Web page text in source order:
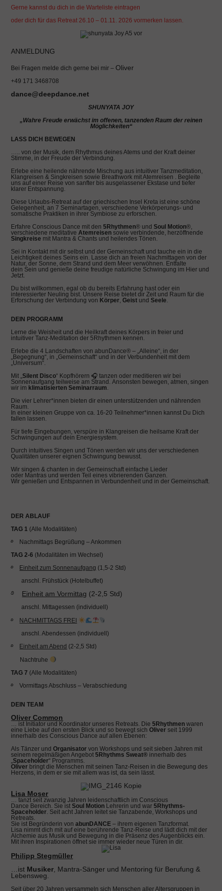
Gerne kannst du dich in die Warteliste eintragen
oder dich für das Retreat 26.10 – 01.11. 2026 vormerken lassen.
ANMELDUNG
Bei Fragen melde dich gerne bei mir –Oliver
+49 171 3468708
dance@deepdance.net
SHUNYATA JOY
„Wahre Freude erwächst im offenen, tanzenden Raum der reinen
Möglichkeiten“
LASS DICH BEWEGEN
….. von der Musik, dem Rhythmus deines Atems und der Kraft deiner
Stimme, in der Freude der Verbindung.
Erlebe eine heilende nährende Mischung aus intuitiver Tanzmeditation,
Klangreisen & Singkreisen sowie Breathwork mit Atemreisen . Begleite
uns auf einer Reise von sanfter bis ausgelassener Ekstase und tiefer
klarer Entspannung.
Diese Urlaubs-Retreat auf der griechischen Insel Kreta ist eine schöne
Gelegenheit, an 7 Seminartagen, verschiedene Verkörperungs- und
somatische Praktiken in ihrer Symbiose zu erforschen.
Erfahre Conscious Dance mit den5Rhythmen® undSoul Motion®,
verschiedene meditativeAtemreisen sowie verbindende, herzöffnende
Singkreise mit Mantra & Chants und heilendes Tönen.
Sei in Kontakt mit dir selbst und der Gemeinschaft und tauche ein in die
Leichtigkeit deines Seins ein. Lasse dich an freien Nachmittagen von der
Natur, der Sonne, dem Strand und dem Meer verwöhnen. Entfalte
dein Sein und genieße deine freudige natürliche Schwingung im Hier und
Jetzt.
Du bist willkommen, egal ob du bereits Erfahrung hast oder ein
interessierter Neuling bist. Unsere Reise bietet dir Zeit und Raum für die
Erforschung der Verbindung von Körper,Geist undSeele.
DEIN PROGRAMM
Lerne die Weisheit und die Heilkraft deines Körpers in freier und
intuitiver Tanz-Meditation der 5Rhythmen kennen.
Erlebe die 4 Landschaften von abunDance® – „Alleine“, in der
„Begegnung“, in „Gemeinschaft“ und in der Verbundenheit mit dem
„Universum“.
Mit „Silent Disco“ Kopfhörern 🎧 tanzen oder meditieren wir bei
Sonnenaufgang teilweise am Strand. Ansonsten bewegen, atmen, singen
wir im klimatisierten Seminarraum.
Die vier Lehrer*innen bieten dir einen unterstützenden und nährenden
Raum.
In einer kleinen Gruppe von ca. 16-20 Teilnehmer*innen kannst Du Dich
fallen lassen.
Für tiefe Eingebungen, verspüre in Klangreisen die heilsame Kraft der
Schwingungen auf dein Energiesystem.
Durch intuitives Singen und Tönen werden wir uns der verschiedenen
Qualitäten unserer eignen Schwingung bewusst.
Wir singen & chanten in der Gemeinschaft einfache Lieder
oder Mantras und werden Teil eines vibrierenden Ganzen.
Wir genießen und Entspannen in Verbundenheit und in der Gemeinschaft.
DERABLAUF
TAG 1 (Alle Modalitäten)
࿔ Nachmittags Begrüßung – Ankommen
TAG 2-6 (Modalitäten im Wechsel)
࿔
Einheit zum Sonnenaufgang (1,5-2 Std)
anschl. Frühstück (Hotelbuffet)
࿔ Einheit am Vormittag (2-2,5 Std)
anschl. Mittagessen (individuell)
࿔ NACHMITTAGS FREI
anschl. Abendessen (individuell)
࿔ Einheit am Abend (2-2,5 Std)
Nachtruhe
TAG 7 (Alle Modalitäten)
࿔ Vormittags Abschluss – Verabschiedung
DEIN TEAM
Oliver Common
… ist Initiator und Koordinator unseres Retreats. Die 5Rhythmen waren
eine Liebe auf den ersten Blick und so bewegt sichOliver seit 1999
innerhalb des Conscious Dance auf allen Ebenen:
Als Tänzer undOrganisator von Workshops und seit sieben Jahren mit
seinem regelmäßigen Angebot5RhythmsSweat® innerhalb des
„Spaceholder“ Programms.
Oliver bringt die Menschen mit seinen Tanz-Reisen in die Bewegung des
Herzens, in dem er sie mit allem was ist, da sein lässt.
Lisa Moser
… tanzt seit zwanzig Jahren leidenschaftlich im Conscious
Dance Bereich. Sie istSoul Motion Lehrerin und war5Rhythms-
Spaceholder . Seit acht Jahren leitet sie Tanzabende, Workshops und
Retreats.
Sie ist Begründerin von abunDANCE – ihrem eigenen Tanzformat.
Lisa nimmt dich mit auf eine berührende Tanz-Reise und lädt dich mit der
Alchemie aus Musik und Bewegung in die Präsenz des Augenblicks ein.
Mit ihren Inspirationen öffnet sie immer wieder neue Türen in dir.
Philipp Stegmüller
…ist Musiker , Mantra-Sänger und Mentoring für Berufung &
Lebensweg.
Seit über 20 Jahren versammeln sich Menschen aller Altersgruppen in